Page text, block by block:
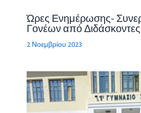
Ώρες Ενημέρωσης-
Γονέων από
2 Νοεμβρίου 2023